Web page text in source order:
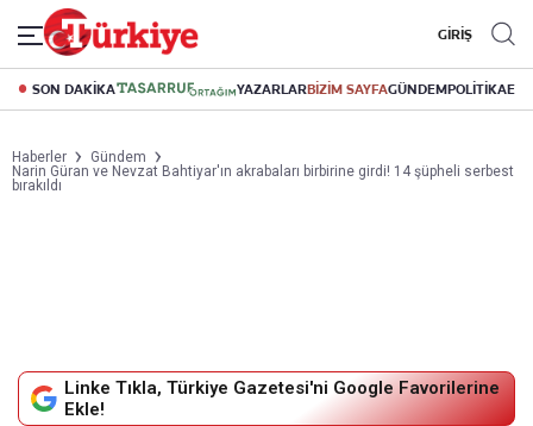
GİRİŞ
SON DAKİKA YAZARLARBİZİM SAYFAGÜNDEMPOLİTİKA
Haberler
Gündem
Narin Güran ve Nevzat Bahtiyar'ın akrabaları birbirine girdi! 14 şüpheli serbest
bırakıldı
Linke Tıkla, Türkiye Gazetesi'ni Google Favorilerine
Ekle!